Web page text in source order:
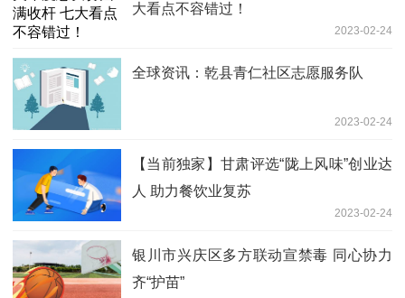
大看点不容错过！
2023-02-24
全球资讯：乾县青仁社区志愿服务队
2023-02-24
【当前独家】甘肃评选“陇上风味”创业达
人 助力餐饮业复苏
2023-02-24
银川市兴庆区多方联动宣禁毒 同心协力
齐“护苗”